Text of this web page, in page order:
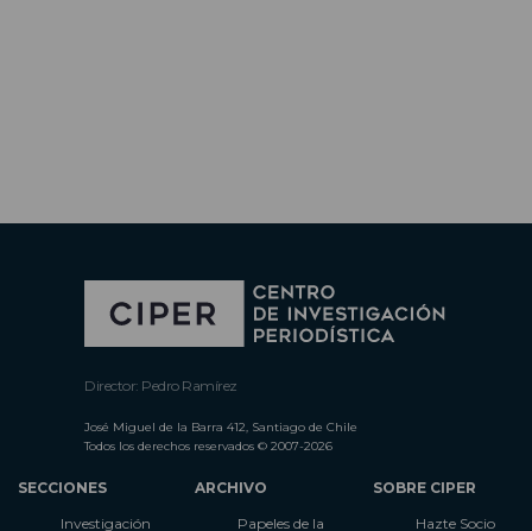
Director: Pedro Ramírez
José Miguel de la Barra 412, Santiago de Chile
Todos los derechos reservados © 2007-2026
SECCIONES
Investigación
ARCHIVO
Papeles de la
SOBRE CIPER
Hazte Socio